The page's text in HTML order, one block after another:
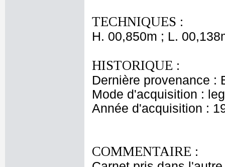
TECHNIQUES :
H. 00,850m ; L.
HISTORIQUE :
Dernière provenance :
Mode d'acquisition :
Année d'acquisition :
COMMENTAIRE :